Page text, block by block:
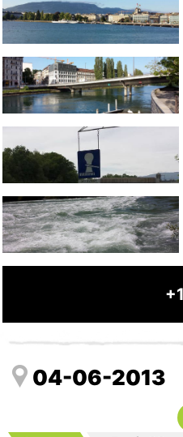
04-06-2013